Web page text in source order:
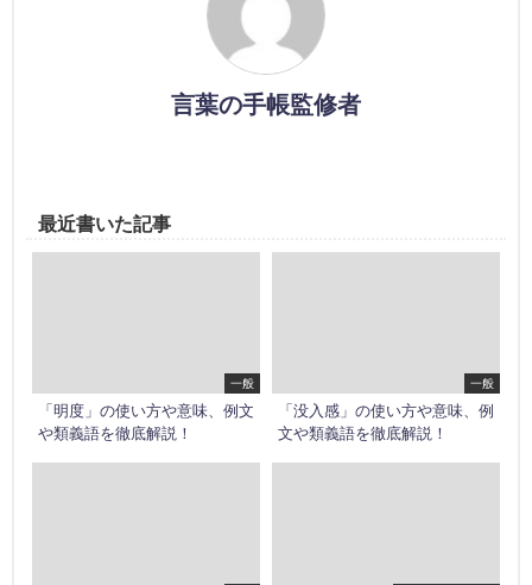
言葉の手帳監修者
最近書いた記事
一般
「明度」の使い方や意味、例文
や類義語を徹底解説！
一般
「没入感」の使い方や意味、例
文や類義語を徹底解説！